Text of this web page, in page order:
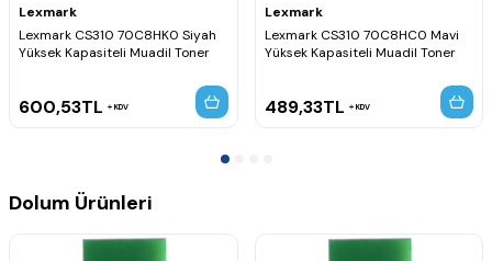
Lexmark
Lexmark CS310 70C8HK0 Siyah
Yüksek Kapasiteli Muadil Toner
600,53TL KDV
Lexmark
Lexmark CS310 70C8HC0 Mavi
Yüksek Kapasiteli Muadil Toner
489,33TL KDV
Dolum Ürünleri